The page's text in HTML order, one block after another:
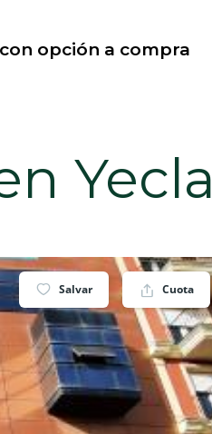
opción a compra
Yecla
Salvar Cuota